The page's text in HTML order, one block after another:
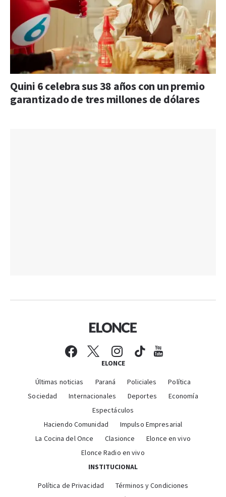
Quini 6 celebra sus 38 años con un premio
garantizado de tres millones de dólares
ELONCE
Últimas noticias Paraná Policiales
Política
Sociedad
Internacionales Deportes
Economía
Espectáculos
Haciendo Comunidad
Impulso Empresarial
La Cocina del Once
Clasionce
Elonce en vivo
Elonce Radio en vivo
INSTITUCIONAL
Política de Privacidad
Términos y Condiciones